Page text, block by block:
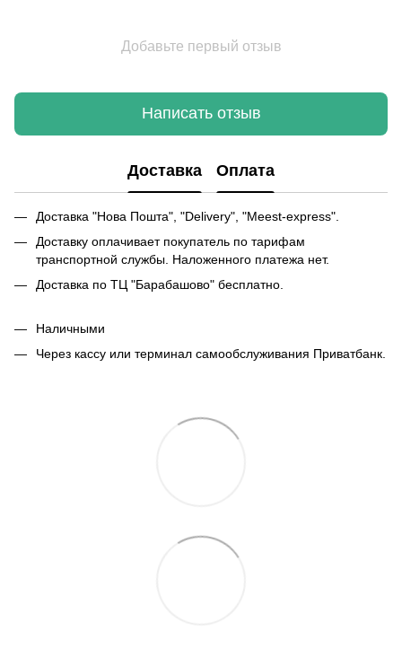
Добавьте первый отзыв
Написать отзыв
Доставка Оплата
Доставка "Нова Пошта", "Delivery", "Meest-express".
Доставку оплачивает покупатель по тарифам
транспортной службы. Наложенного платежа нет.
Доставка по ТЦ "Барабашово" бесплатно.
Наличными
Через кассу или терминал самообслуживания Приватбанк.